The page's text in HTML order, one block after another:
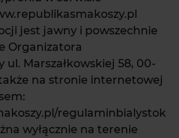
jest jawny i powszechnie
Organizatora
ul. Marszałkowskiej 58, 00-
na stronie internetowej
regulaminbialystok
wyłącznie na terenie